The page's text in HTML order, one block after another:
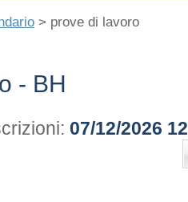
> prove di lavoro
- BH
07/12/2026